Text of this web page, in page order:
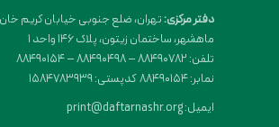
دفتر مرکزی:تهران، ضلع جنوبی خیابان کریم
ماهشهر، ساختمان زیتون، پلاک 146 واحد 1
تلفن: 88490782 – 88490498 – 88490154
نمابر: 88490154 کدپستی: 1584783939
ایمیل: print@daftarnashr.org